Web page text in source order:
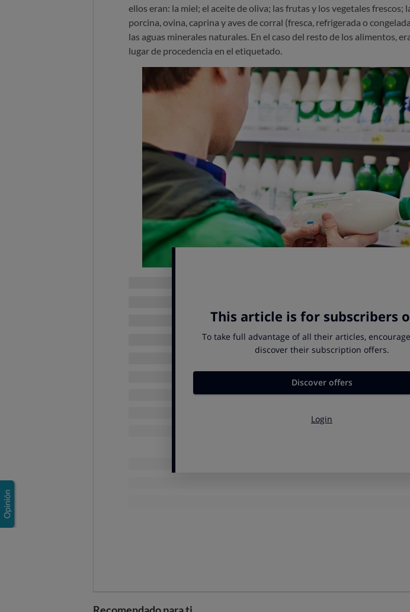
ellos eran: la miel; el aceite de oliva; las frutas y los vegetales frescos;
porcina, ovina, caprina y aves de corral (fresca, refrigerada o
las aguas minerales naturales. En el caso del resto de los alimentos,
lugar de procedencia en el etiquetado.
productos lácteos deben informar a los consumidores acerca del
utilizan como ingrediente para su elaboración.
¿En qué consiste esta nueva normativa?
Esta nueva normativa se aplica a laleche de cualquier animal de
cualquier otro producto que contenga más de 50 % de
país de transformación